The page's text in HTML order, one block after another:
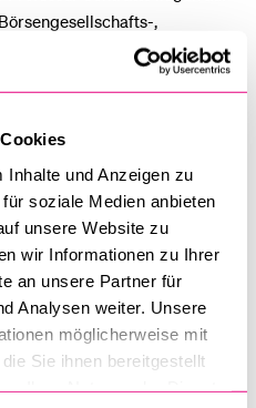
und Anzeigen zu
soziale Medien anbieten
unsere Website zu
wir Informationen zu Ihrer
an unsere Partner für
Analysen weiter. Unsere
möglicherweise mit
Sie ihnen bereitgestellt
,
dem als
(allgemeinen)
CV, Forschung,